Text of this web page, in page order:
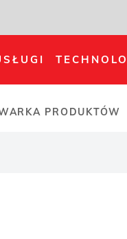
PRODUKTÓW